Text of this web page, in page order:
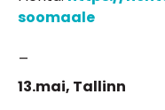
soomaale
13.mai, Tallinn